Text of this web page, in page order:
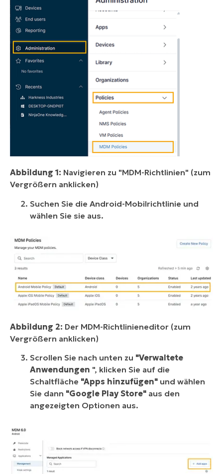
Abbildung 1: Navigieren zu "MDM-Richtlinien" (zum
Vergrößern anklicken)
Suchen Sie die Android-Mobilrichtlinie und
wählen Sie sie aus.
Abbildung 2: Der MDM-Richtlinieneditor (zum
Vergrößern anklicken)
Scrollen Sie nach unten zu "Verwaltete
Anwendungen ", klicken Sie auf die
Schaltfläche "Apps hinzufügen" und wählen
Sie dann "Google Play Store" aus den
angezeigten Optionen aus.